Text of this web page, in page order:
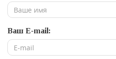
Ваш E-mail: